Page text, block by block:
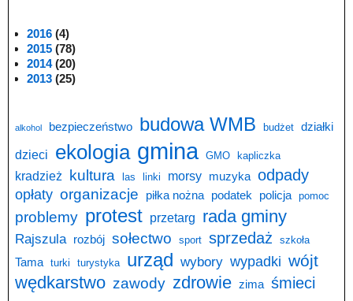
2016 (4)
2015 (78)
2014(20)
2013 (25)
alkohol bezpieczeństwo budowa WMB budżet działki
dzieci ekologia gmina GMO kapliczka
kradzież kultura las linki morsy muzyka odpady
opłaty organizacje piłka nożna podatek policja pomoc
problemy protest przetarg rada gminy
Rajszula rozbój sołectwo sport sprzedaż szkoła
Tama turki turystyka urząd wybory wypadki wójt
wędkarstwo zawody zdrowie zima śmieci